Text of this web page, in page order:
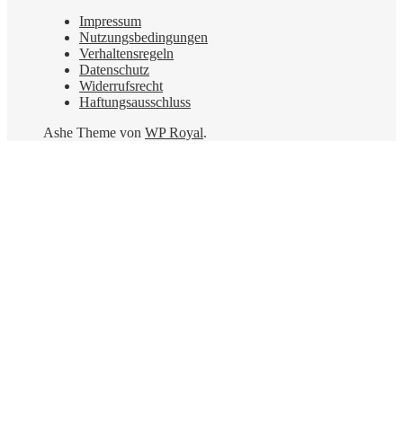
Impressum
Nutzungsbedingungen
Verhaltensregeln
Datenschutz
Widerrufsrecht
Haftungsausschluss
Ashe Theme von WP Royal.